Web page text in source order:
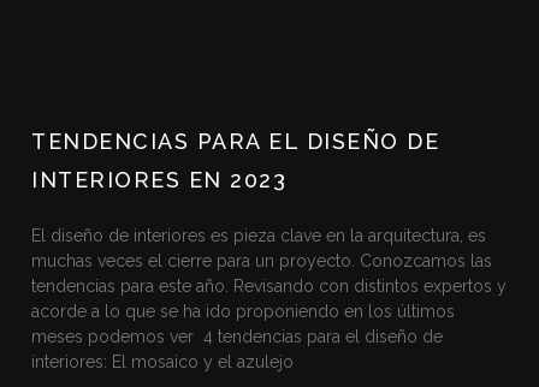
TENDENCIAS PARA EL DISEÑO DE
INTERIORES EN 2023
El diseño de interiores es pieza clave en la arquitectura, es
muchas veces el cierre para un proyecto. Conozcamos las
tendencias para este año. Revisando con distintos expertos y
acorde a lo que se ha ido proponiendo en los últimos
meses podemos ver 4 tendencias para el diseño de
interiores: El mosaico y el azulejo